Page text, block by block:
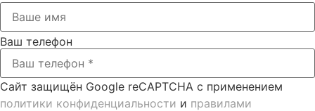
Ваш телефон
Сайт защищён Google reCAPTCHA с применением
политики конфиденциальности и правилами